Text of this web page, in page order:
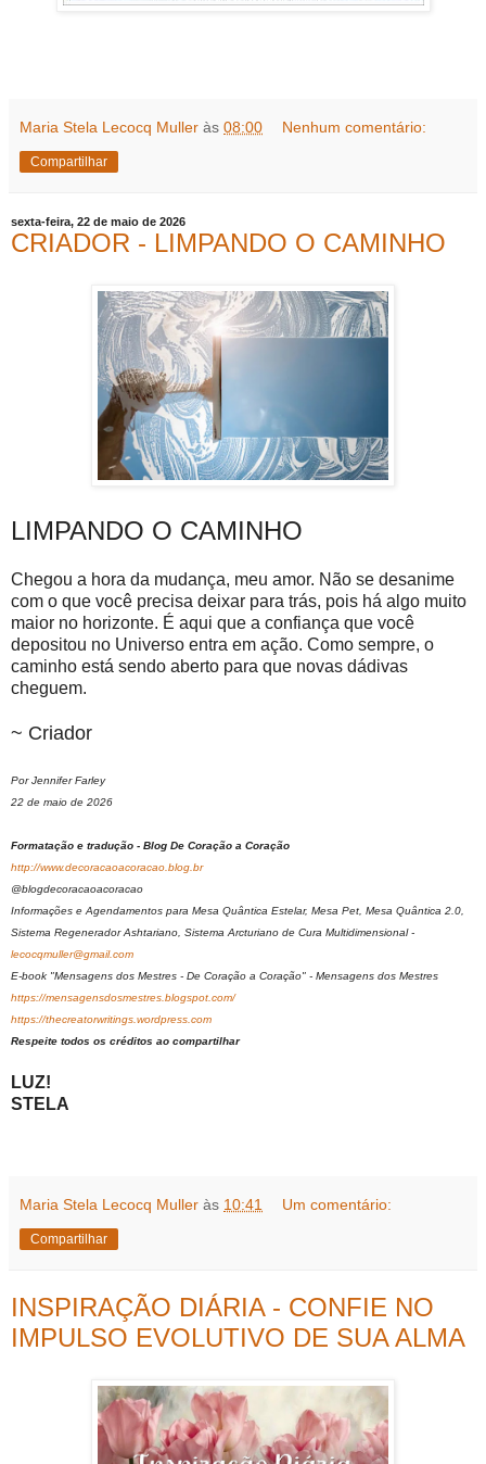
Maria Stela Lecocq Muller às 08:00 Nenhum comentário:
Compartilhar
sexta-feira, 22 de maio de 2026
CRIADOR - LIMPANDO O CAMINHO
LIMPANDO O CAMINHO
Chegou a hora da mudança, meu amor. Não se desanime
com o que você precisa deixar para trás, pois há algo muito
maior no horizonte. É aqui que a confiança que você
depositou no Universo entra em ação. Como sempre, o
caminho está sendo aberto para que novas dádivas
cheguem.
~ Criador
Por Jennifer Farley
22 de maio de 2026
Formatação e tradução - Blog De Coração a Coração
http://www.decoracaoacoracao.blog.br
@blogdecoracaoacoracao
Informações e Agendamentos para Mesa Quântica Estelar, Mesa Pet, Mesa Quântica 2.0,
Sistema Regenerador Ashtariano, Sistema Arcturiano de Cura Multidimensional -
lecocqmuller@gmail.com
E-book "Mensagens dos Mestres - De Coração a Coração" - Mensagens dos Mestres
https://mensagensdosmestres.blogspot.com/
https://thecreatorwritings.wordpress.com
Respeite todos os créditos ao compartilhar
LUZ!
STELA
Maria Stela Lecocq Muller às 10:41 Um comentário:
Compartilhar
INSPIRAÇÃO DIÁRIA - CONFIE NO
IMPULSO EVOLUTIVO DE SUA ALMA